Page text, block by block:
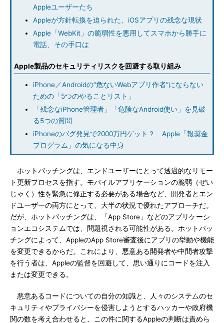
Appleユーザーたち
Appleが方針転換を迫られた、iOSアプリの残念な現状
Apple「WebKit」の脆弱性を悪用してスマホから勝手に
電話、その手口は
Apple製品のセキュリティリスクを回避する取り組み
iPhone／Androidの“危ないWebアプリ作者”にならない
ための「5つのやることリスト」
「残念なiPhone管理者」「危険なAndroid使い」を見破
る5つの質問
iPhoneのバグ発見で2000万円ゲット？ Apple「報奨金
プログラム」の気になる中身
ホットパッチングは、エンドユーザーにとって透過的なリモー
ト更新プロセスを指す。モバイルアプリケーションの脆弱（ぜい
じゃく）性を緊急に修正する必要がある場合など、開発者とエン
ドユーザーの両方にとって、大半の状況で優れたアプローチだ。
だが、ホットパッチングは、「App Store」などのアプリケーシ
ョンエコシステムでは、問題視される可能性がある。ホットパッ
チングによって、AppleのApp Store審査後にアプリの挙動や機能
を変更できるからだ。これにより、悪意ある開発者や中間者攻撃
を行う者は、Appleの監督を回避して、思い通りにコードを注入
または変更できる。
悪意あるコードについての自分の知識と、人々のシステムのセ
キュリティやプライバシーを侵害しようとするハッカーや政府機
関の数を考え合わせると、この件に関するAppleの判断は責めら